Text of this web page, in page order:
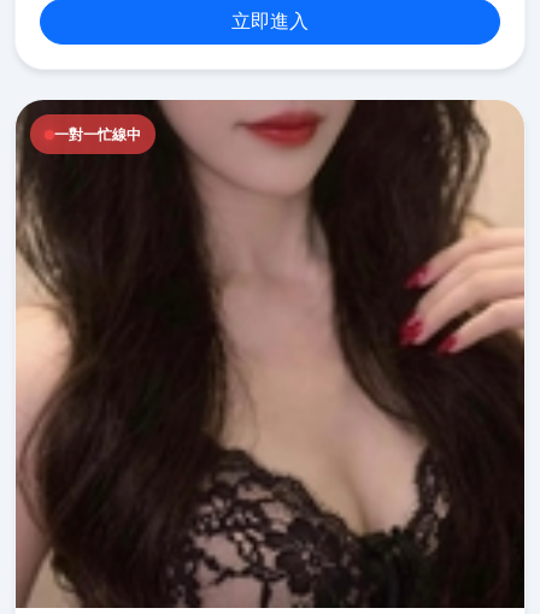
立即進入
一對一忙線中